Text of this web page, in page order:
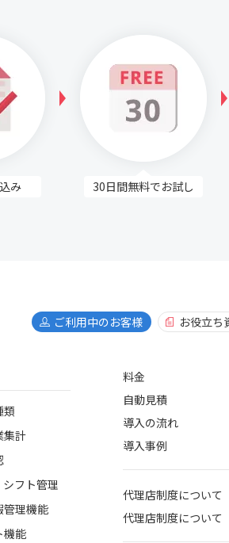
み 30日間無料でお試し
ご利用中のお客様 お役立ち
類
集計
フト管理
管理機能
機能
料金
自動見積
導入の流れ
導入事例
代理店制度について
代理店制度について